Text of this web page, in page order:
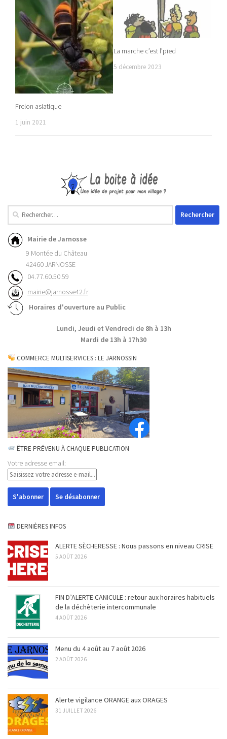
Frelon asiatique
1 juin 2021
La marche c’est l’pied
5 décembre 2023
Mairie de Jarnosse
9 Montée du Château
42460 JARNOSSE
04.77.60.50.59
mairie@jarnosse42.fr
Horaires d'ouverture au Public
Lundi, Jeudi et Vendredi de 8h à 13h
Mardi de 13h à 17h30
COMMERCE MULTISERVICES : LE JARNOSSIN
ÊTRE PRÉVENU À CHAQUE PUBLICATION
Votre adresse email:
DERNIÈRES INFOS
ALERTE SÈCHERESSE : Nous passons en niveau CRISE
5 AOÛT 2026
FIN D’ALERTE CANICULE : retour aux horaires habituels
de la déchèterie intercommunale
4 AOÛT 2026
Menu du 4 août au 7 août 2026
2 AOÛT 2026
Alerte vigilance ORANGE aux ORAGES
31 JUILLET 2026